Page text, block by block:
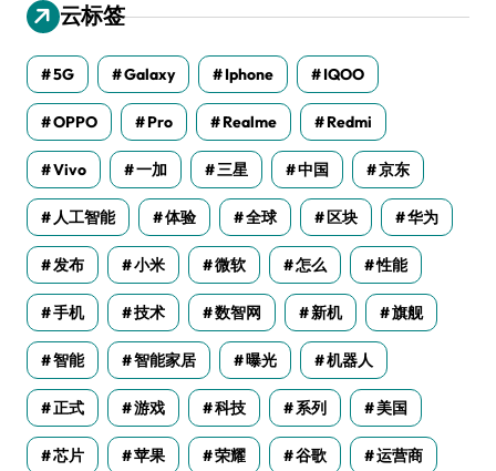
云标签
5G Galaxy Iphone IQOO
OPPO Pro Realme Redmi
Vivo 一加 三星 中国 京东
人工智能 体验 全球 区块 华为
发布 小米 微软 怎么 性能
手机 技术 数智网 新机 旗舰
智能 智能家居 曝光 机器人
正式 游戏 科技 系列 美国
芯片 苹果 荣耀 谷歌 运营商